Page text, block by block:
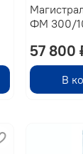
ФМ 300/
57 800
В